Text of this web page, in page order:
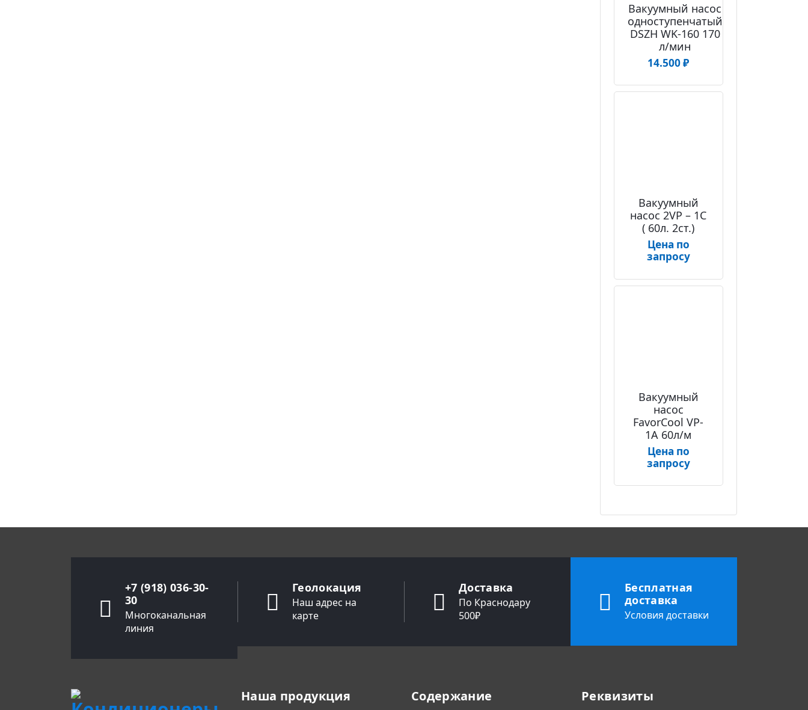
Вакуумный насос
одноступенчатый
DSZH WK-160 170
л/мин
14.500₽
Вакуумный
насос 2VP – 1C
( 60л. 2ст.)
Цена по
запросу
Вакуумный
насос
FavorCool VP-
1A 60л/м
Цена по
запросу
+7 (918) 036-30-
30
Многоканальная
линия
Геолокация
Наш адрес на
карте
Доставка
По Краснодару
500₽
Бесплатная
доставка
Условия доставки
Наша продукция Содержание Реквизиты